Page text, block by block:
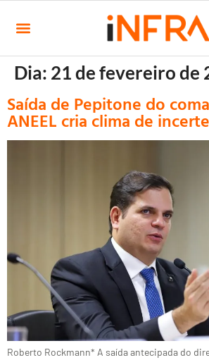
Dia: 21 de fevereiro de
Saída de Pepitone do
ANEEL cria clima de
Roberto Rockmann* A saída antecipada do